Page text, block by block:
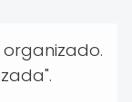
organizado.